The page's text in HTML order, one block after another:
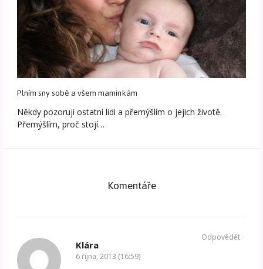
Plním sny sobě a všem maminkám
Někdy pozoruji ostatní lidi a přemýšlím o jejich životě.
Přemýšlím, proč stojí…
Komentáře
Klára
6 října, 2013 (16:59)
Odpovědět